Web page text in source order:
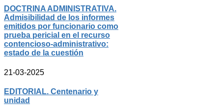
DOCTRINA ADMINISTRATIVA.
Admisibilidad de los informes
emitidos por funcionario como
prueba pericial en el recurso
contencioso-administrativo:
estado de la cuestión
21-03-2025
EDITORIAL. Centenario y
unidad